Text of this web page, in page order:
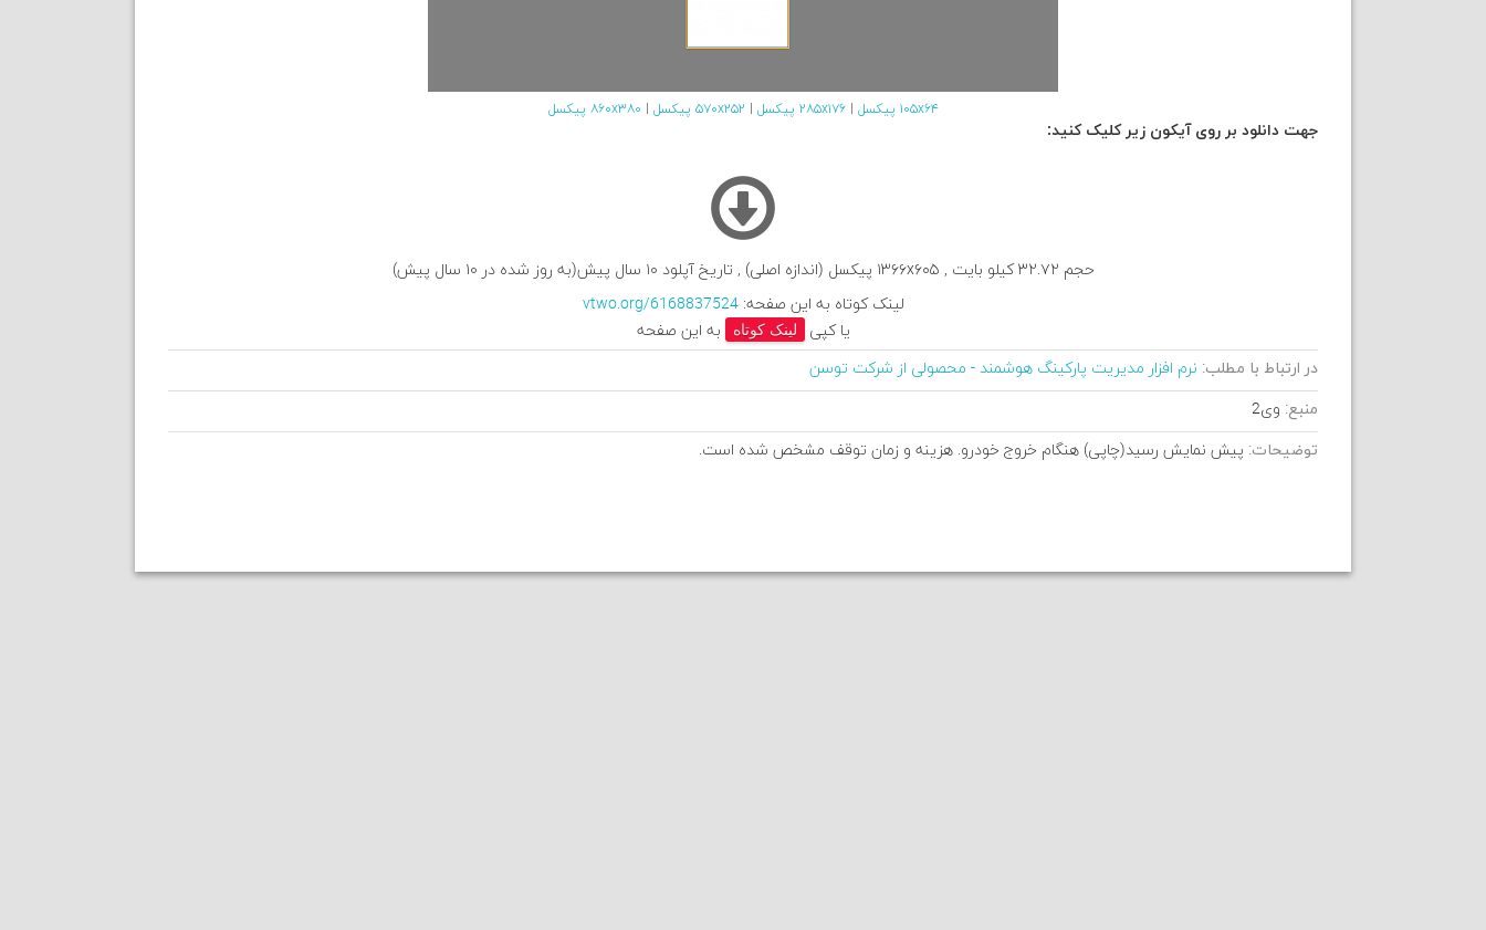
۱۰۵x۶۴ پیکسل |۲۸۵x۱۷۶ پیکسل ۵۷۰x۲۵۲ پیکسل ۸۶۰x۳۸۰ پیکسل
جهت دانلود بر روی آیکون زیر کلیک کنید:
حجم ۳۲.۷۲ کیلو بایت , ۱۳۶۶x۶۰۵ پیکسل (اندازه اصلی) , تاریخ آپلود ۱۰ سال پیش(به روز شده در ۱۰ سال پیش)
لینک کوتاه به این صفحه:vtwo.org/6168837524
یا کپی
لینک کوتاه
به این صفحه
در ارتباط با مطلب: نرم افزار مدیریت پارکینگ هوشمند - محصولی از شرکت توسن
منبع: وی2
توضیحات: پیش نمایش رسید(چاپی) هنگام خروج خودرو. هزینه و زمان توقف مشخص شده است.